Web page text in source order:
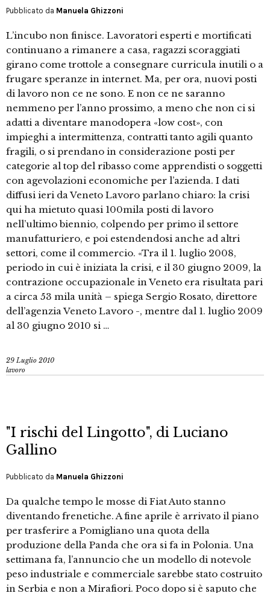
Pubblicato da Manuela Ghizzoni
L’incubo non finisce. Lavoratori esperti e mortificati
continuano a rimanere a casa, ragazzi scoraggiati
girano come trottole a consegnare curricula inutili o a
frugare speranze in internet. Ma, per ora, nuovi posti
di lavoro non ce ne sono. E non ce ne saranno
nemmeno per l’anno prossimo, a meno che non ci si
adatti a diventare manodopera «low cost», con
impieghi a intermittenza, contratti tanto agili quanto
fragili, o si prendano in considerazione posti per
categorie al top del ribasso come apprendisti o soggetti
con agevolazioni economiche per l’azienda. I dati
diffusi ieri da Veneto Lavoro parlano chiaro: la crisi
qui ha mietuto quasi 100mila posti di lavoro
nell’ultimo biennio, colpendo per primo il settore
manufatturiero, e poi estendendosi anche ad altri
settori, come il commercio. «Tra il 1. luglio 2008,
periodo in cui è iniziata la crisi, e il 30 giugno 2009, la
contrazione occupazionale in Veneto era risultata pari
a circa 53 mila unità – spiega Sergio Rosato, direttore
dell’agenzia Veneto Lavoro -, mentre dal 1. luglio 2009
al 30 giugno 2010 si …
29 Luglio 2010
lavoro
"I rischi del Lingotto", di Luciano
Gallino
Pubblicato da Manuela Ghizzoni
Da qualche tempo le mosse di Fiat Auto stanno
diventando frenetiche. A fine aprile è arrivato il piano
per trasferire a Pomigliano una quota della
produzione della Panda che ora si fa in Polonia. Una
settimana fa, l’annuncio che un modello di notevole
peso industriale e commerciale sarebbe stato costruito
in Serbia e non a Mirafiori. Poco dopo si è saputo che